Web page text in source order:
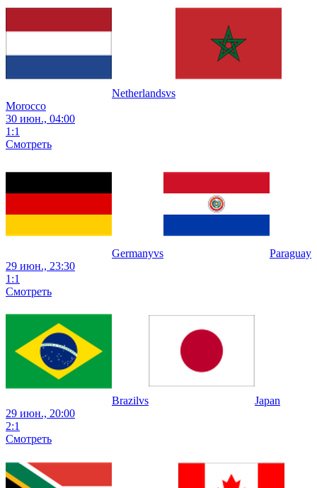
Netherlandsvs
Morocco
30 июн., 04:00
1:1
Смотреть
Germanyvs
Paraguay
29 июн., 23:30
1:1
Смотреть
Brazilvs
Japan
29 июн., 20:00
2:1
Смотреть